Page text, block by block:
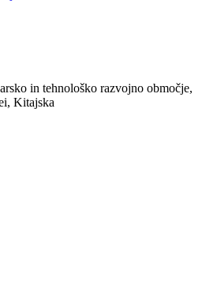
in tehnološko razvojno območje,
Kitajska